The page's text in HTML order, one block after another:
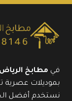
في مطابخ الرياض
بموديلات
نستخدم أفضل